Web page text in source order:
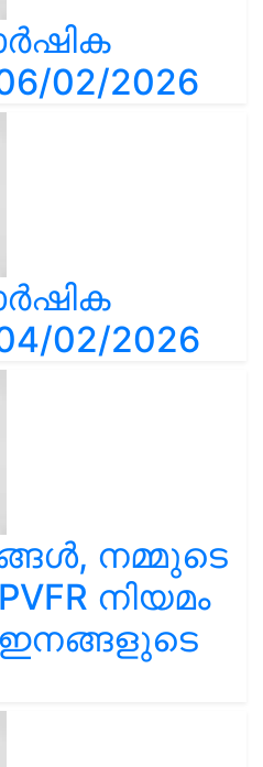
02/2026
02/2026
നമ്മുടെ
നിയമം